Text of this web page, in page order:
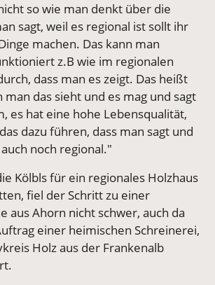
so wie man denkt über die
sagt, weil es regional ist sollt ihr
machen. Das kann man
z.B wie im regionalen
dass man es zeigt. Das heißt
man das sieht und es mag und sagt
es hat eine hohe Lebensqualität,
dazu führen, dass man sagt und
noch regional."
Kölbls für ein regionales Holzhaus
fiel der Schritt zu einer
aus Ahorn nicht schwer, auch da
einer heimischen Schreinerei,
Holz aus der Frankenalb